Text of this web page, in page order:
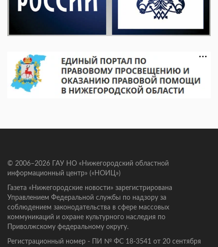
© 2006–2026 ГАУ НО «Нижегородский областной
информационный центр» («НОИЦ»)
Газета «Нижегородские новости» зарегистрирована
Управлением Федеральной службы по надзору за
соблюдением законодательства в сфере массовых
коммуникаций и охране культурного наследия по
Приволжскому федеральному округу.
Регистрационный номер - ПИ № ФС 18-3541 от 20 сентября